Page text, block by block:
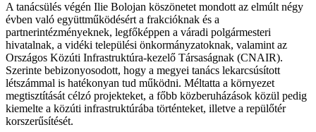
A tanácsülés végén Ilie Bolojan köszönetet mondott az elmúlt négy
évben való együttműködésért a frakcióknak és a
partnerintézményeknek, legfőképpen a váradi polgármesteri
hivatalnak, a vidéki települési önkormányzatoknak, valamint az
Országos Közúti Infrastruktúra-kezelő Társaságnak (CNAIR).
Szerinte bebizonyosodott, hogy a megyei tanács lekarcsúsított
létszámmal is hatékonyan tud működni. Méltatta a környezet
megtisztítását célzó projekteket, a főbb közberuházások közül pedig
kiemelte a közúti infrastruktúrába történteket, illetve a repülőtér
korszerűsítését.